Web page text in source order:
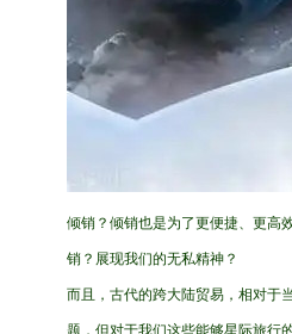
倾销？倾销也是为了更便捷、更高
销？展现我们的无私精神？
而且，古代的跨大陆贸易，相对于
题，但对于我们这些能够星际旅行